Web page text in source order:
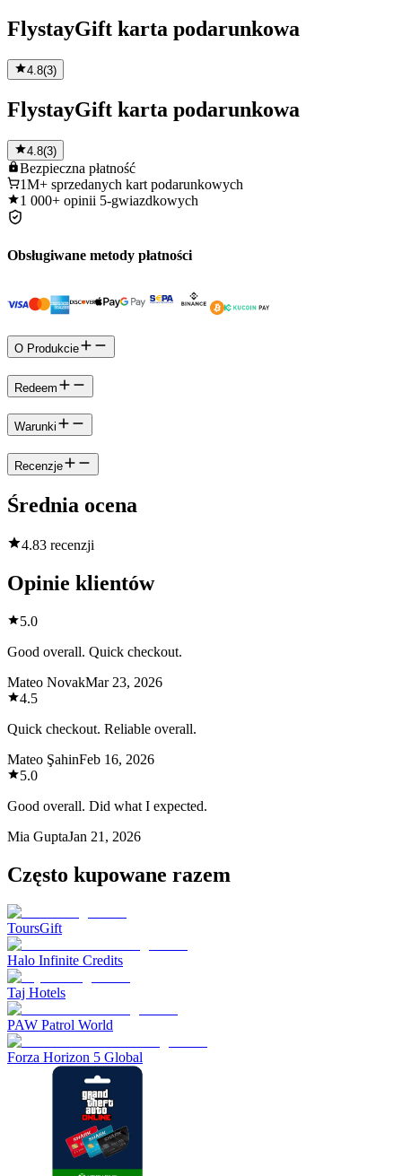
FlystayGift karta podarunkowa
4.8(3)
FlystayGift karta podarunkowa
4.8(3)
Bezpieczna płatność
1M+ sprzedanych kart podarunkowych
1 000+ opinii 5-gwiazdkowych
Obsługiwane metody płatności
O Produkcie
Redeem
Warunki
Recenzje
Średnia ocena
4.83 recenzji
Opinie klientów
5.0
Good overall. Quick checkout.
Mateo NovakMar 23, 2026
4.5
Quick checkout. Reliable overall.
Mateo ŞahinFeb 16, 2026
5.0
Good overall. Did what I expected.
Mia GuptaJan 21, 2026
Często kupowane razem
ToursGift
Halo Infinite Credits
Taj Hotels
PAW Patrol World
Forza Horizon 5 Global